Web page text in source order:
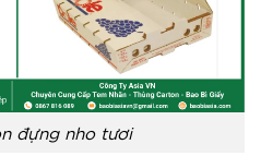
đựng nho tươi